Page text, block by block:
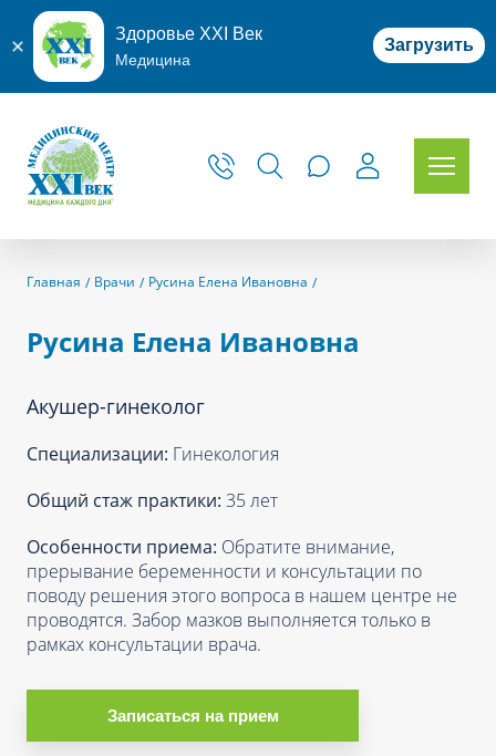
Здоровье XXI Век
Медицина
Загрузить
Главная Врачи Русина Елена Ивановна
Русина Елена Ивановна
Акушер-гинеколог
Специализации: Гинекология
Общий стаж практики: 35 лет
Особенности приема: Обратите внимание,
прерывание беременности и консультации по
поводу решения этого вопроса в нашем центре не
проводятся. Забор мазков выполняется только в
рамках консультации врача.
Записаться на прием